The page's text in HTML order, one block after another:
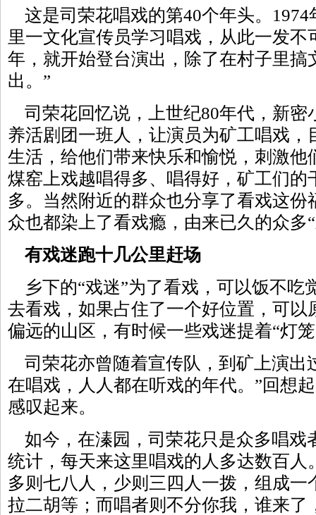
这是司荣花唱戏的第40个年头。1974
里一文化宣传员学习唱戏，从此一发不
年，就开始登台演出，除了在村子里搞
出。”
司荣花回忆说，上世纪80年代，新密
养活剧团一班人，让演员为矿工唱戏，
生活，给他们带来快乐和愉悦，刺激他
煤窑上戏越唱得多、唱得好，矿工们的
多。当然附近的群众也分享了看戏这
众也都染上了看戏瘾，由来已久的众多
有戏迷跑十几公里赶场
乡下的“戏迷”为了看戏，可以饭不吃
去看戏，如果占住了一个好位置，可以
偏远的山区，有时候一些戏迷提着“灯
司荣花亦曾随着宣传队，到矿上演出
在唱戏，人人都在听戏的年代。”回想
感叹起来。
如今，在溱园，司荣花只是众多唱戏
统计，每天来这里唱戏的人多达数百人
多则七八人，少则三四人一拨，组成
拉二胡等；而唱者则不分你我，谁来了